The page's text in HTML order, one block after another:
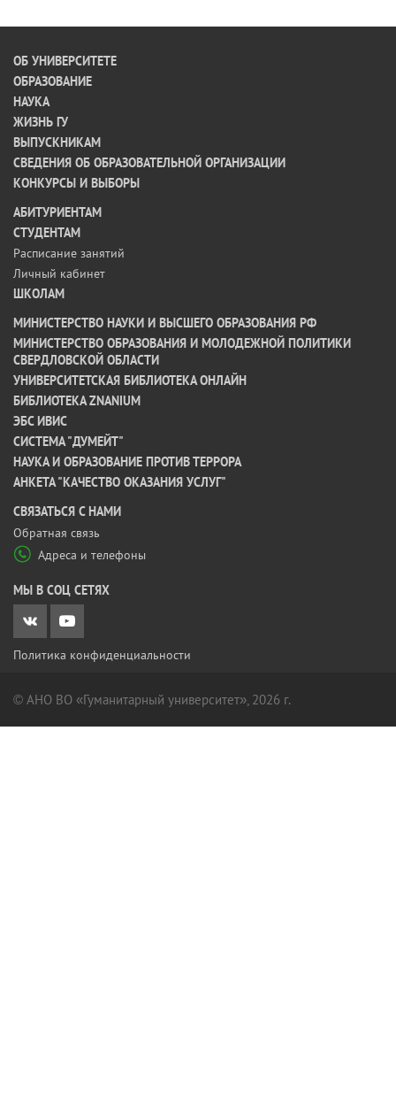
ОБ УНИВЕРСИТЕТЕ
ОБРАЗОВАНИЕ
НАУКА
ЖИЗНЬ ГУ
ВЫПУСКНИКАМ
СВЕДЕНИЯ ОБ ОБРАЗОВАТЕЛЬНОЙ ОРГАНИЗАЦИИ
КОНКУРСЫ И ВЫБОРЫ
АБИТУРИЕНТАМ
СТУДЕНТАМ
Расписание занятий
Личный кабинет
ШКОЛАМ
МИНИСТЕРСТВО НАУКИ И ВЫСШЕГО ОБРАЗОВАНИЯ РФ
МИНИСТЕРСТВО ОБРАЗОВАНИЯ И МОЛОДЕЖНОЙ ПОЛИТИКИ
СВЕРДЛОВСКОЙ ОБЛАСТИ
УНИВЕРСИТЕТСКАЯ БИБЛИОТЕКА ОНЛАЙН
БИБЛИОТЕКА ZNANIUM
ЭБС ИВИС
СИСТЕМА "ДУМЕЙТ"
НАУКА И ОБРАЗОВАНИЕ ПРОТИВ ТЕРРОРА
АНКЕТА "КАЧЕСТВО ОКАЗАНИЯ УСЛУГ"
CВЯЗАТЬСЯ С НАМИ
Обратная связь
Адреса и телефоны
МЫ В СОЦ СЕТЯХ
Политика конфиденциальности
© АНО ВО «Гуманитарный университет», 2026 г.